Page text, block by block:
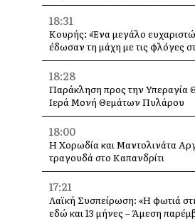
18:31
Κουρής: «Ένα μεγάλο
έδωσαν τη μάχη με τις φλόγες
18:28
Παράκληση προς την Υπεραγία
Ιερά Μονή Θεμάτων Πυλάρου
18:00
Η Χορωδία και Μαντολινάτα
τραγουδά στο Καπανδρίτι
17:21
Λαϊκή Συσπείρωση: «Η φωτιά
εδώ και 13 μήνες – Άμεση